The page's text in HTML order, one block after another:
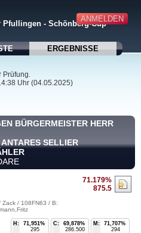
ANMELDEN
Pfullingen - Schönberg-Cup
ERGEBNISSE
Prüfung.
Uhr (04.05.2025)
BÜRGERMEISTER HERR
SELLIER
71.179%
875.5
/ 108FN63 / B:
M:
71,707%
294
C:
69,878%
286.500
H:
71,951%
295